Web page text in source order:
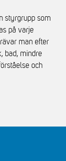
styrgrupp som
på varje
man efter
bad, mindre
och